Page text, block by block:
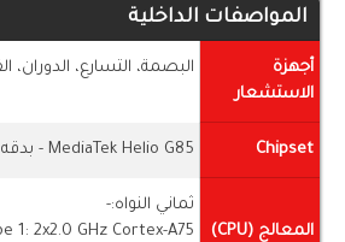
المواصفات الداخلية
أجهزة
الاستشعار
البصمة، التسارع، الدوران،
Chipset MediaTek Helio G85 - بدقه تصنيع 12 نانومتر
المعالج (CPU)
ثماني النواه:-
1: 2x2.0 GHz Cortex-A75